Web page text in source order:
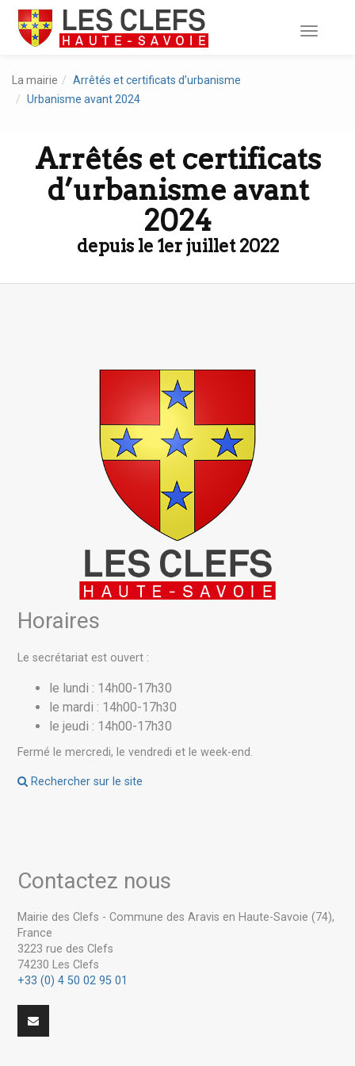
Toggle
La mairie
Arrêtés et certificats d’urbanisme
Urbanisme avant 2024
Arrêtés et certificats
d’urbanisme avant
2024
depuis le 1er juillet 2022
Horaires
Le secrétariat est ouvert :
le lundi : 14h00-17h30
le mardi : 14h00-17h30
le jeudi : 14h00-17h30
Fermé le mercredi, le vendredi et le week-end.
Rechercher sur le site
Contactez nous
Mairie des Clefs - Commune des Aravis en Haute-Savoie (74),
France
3223 rue des Clefs
74230 Les Clefs
+33 (0) 4 50 02 95 01